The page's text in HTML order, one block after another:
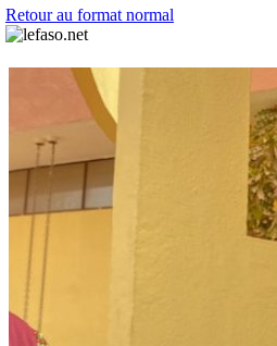
Retour au format normal